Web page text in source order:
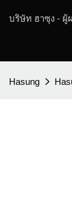
บริษัท ฮาซุง - ผู้
Hasung